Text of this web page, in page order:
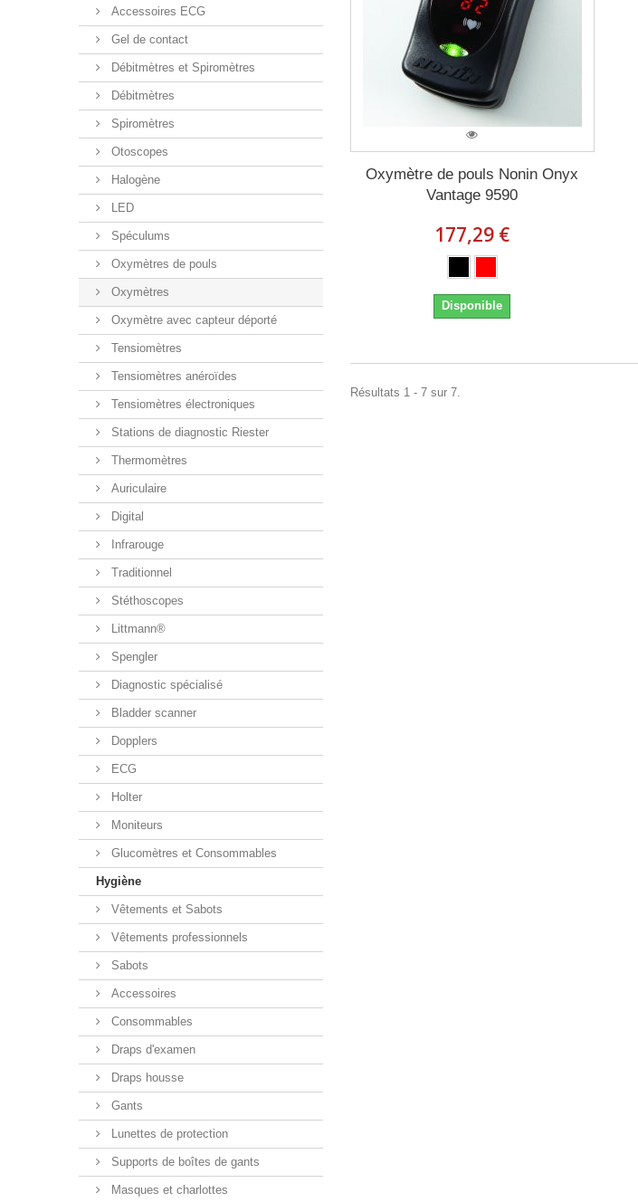
Accessoires ECG
Gel de contact
Débitmètres et Spiromètres
Débitmètres
Spiromètres
Otoscopes
Halogène
LED
Spéculums
Oxymètres de pouls
Oxymètres
Oxymètre avec capteur déporté
Tensiomètres
Tensiomètres anéroïdes
Tensiomètres électroniques
Stations de diagnostic Riester
Thermomètres
Auriculaire
Digital
Infrarouge
Traditionnel
Stéthoscopes
Littmann®
Spengler
Diagnostic spécialisé
Bladder scanner
Dopplers
ECG
Holter
Moniteurs
Glucomètres et Consommables
Hygiène
Vêtements et Sabots
Vêtements professionnels
Sabots
Accessoires
Consommables
Draps d'examen
Draps housse
Gants
Lunettes de protection
Supports de boîtes de gants
Masques et charlottes
Oxymètre de pouls Nonin Onyx
Vantage 9590
177,29 €
Disponible
Résultats 1 - 7 sur 7.